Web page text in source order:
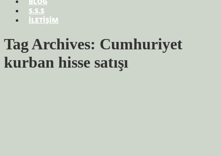
S.S.S
İLETİŞİM
Tag Archives: Cumhuriyet
kurban hisse satışı